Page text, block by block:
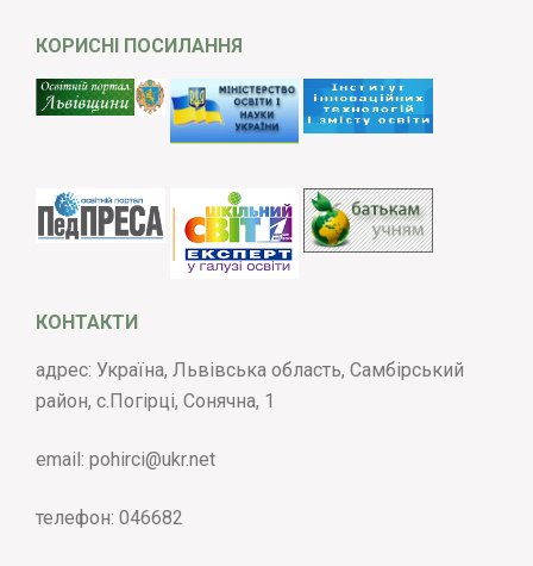
КОРИСНІ ПОСИЛАННЯ
КОНТАКТИ
адрес: Україна, Львівська область, Самбірський
район, с.Погірці, Сонячна, 1
email: pohirci@ukr.net
телефон: 046682